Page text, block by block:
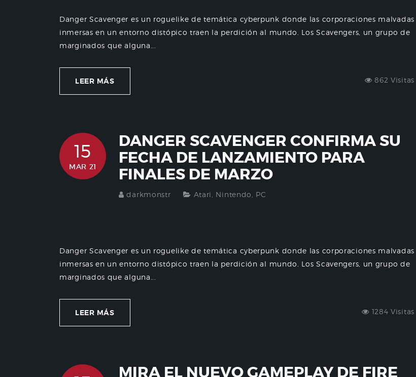
Danger Scavenger es un roguelike de temática cyberpunk donde las corporaciones malvadas
inmersas en un entorno distópico traen la perdición al mundo. Los Scavengers, un grupo de
marginados que alguna...
LEER MÁS 862 Visitas
15
MAR 21
DANGER SCAVENGER CONFIRMA SU
FECHA DE LANZAMIENTO PARA
FINALES DE MARZO
darkmonstr Atari Nintendo PC
Danger Scavenger es un roguelike de temática cyberpunk donde las corporaciones malvadas
inmersas en un entorno distópico traen la perdición al mundo. Los Scavengers, un grupo de
marginados que alguna...
LEER MÁS 1284 Visitas
MIRA EL NUEVO GAMEPLAY DE FIRE